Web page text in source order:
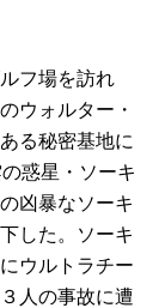
フ場を訪れ
ウォルター・
る秘密基地に
惑星・ソーキ
凶暴なソーキ
した。ソーキ
ウルトラチー
人の事故に遭